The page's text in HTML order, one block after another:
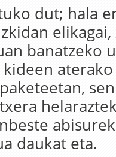
dut; hala
banatzeko
kideen
daukat eta.